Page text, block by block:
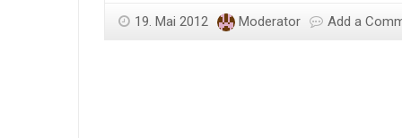
19. Mai 2012 Moderator Add a